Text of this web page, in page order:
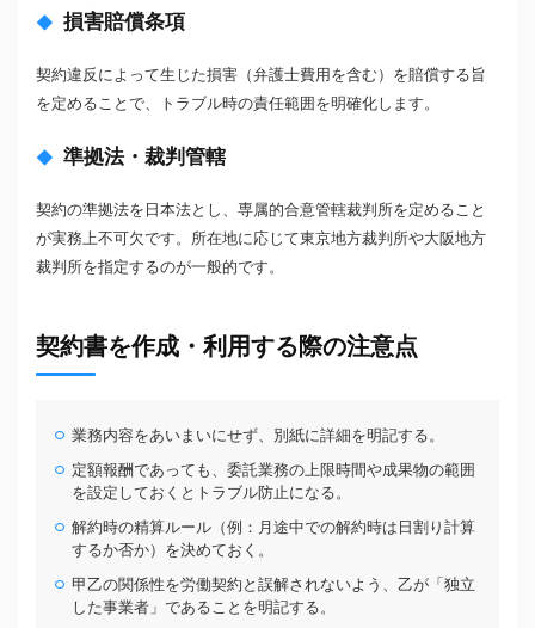
損害賠償条項
契約違反によって生じた損害（弁護士費用を含む）を賠償する旨
を定めることで、トラブル時の責任範囲を明確化します。
準拠法・裁判管轄
契約の準拠法を日本法とし、専属的合意管轄裁判所を定めること
が実務上不可欠です。所在地に応じて東京地方裁判所や大阪地方
裁判所を指定するのが一般的です。
契約書を作成・利用する際の注意点
業務内容をあいまいにせず、別紙に詳細を明記する。
定額報酬であっても、委託業務の上限時間や成果物の範囲
を設定しておくとトラブル防止になる。
解約時の精算ルール（例：月途中での解約時は日割り計算
するか否か）を決めておく。
甲乙の関係性を労働契約と誤解されないよう、乙が「独立
した事業者」であることを明記する。